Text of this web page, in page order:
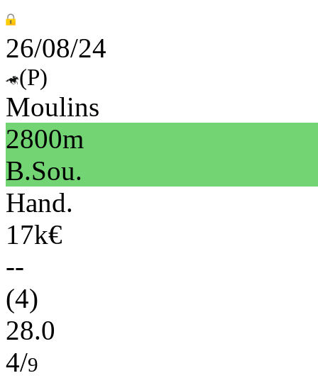
26/08/24
(P)
Moulins
2800m
B.Sou.
Hand.
17k€
--
(4)
28.0
4/9